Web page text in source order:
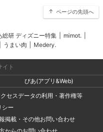
ページの先頭へ
総研 ディズニー特集 mimot.
うまい肉 Medery.
イト
ぴあ(アプリ&Web)
セスデータの利用・著作権等
シー
掲載・その他お問い合わせ